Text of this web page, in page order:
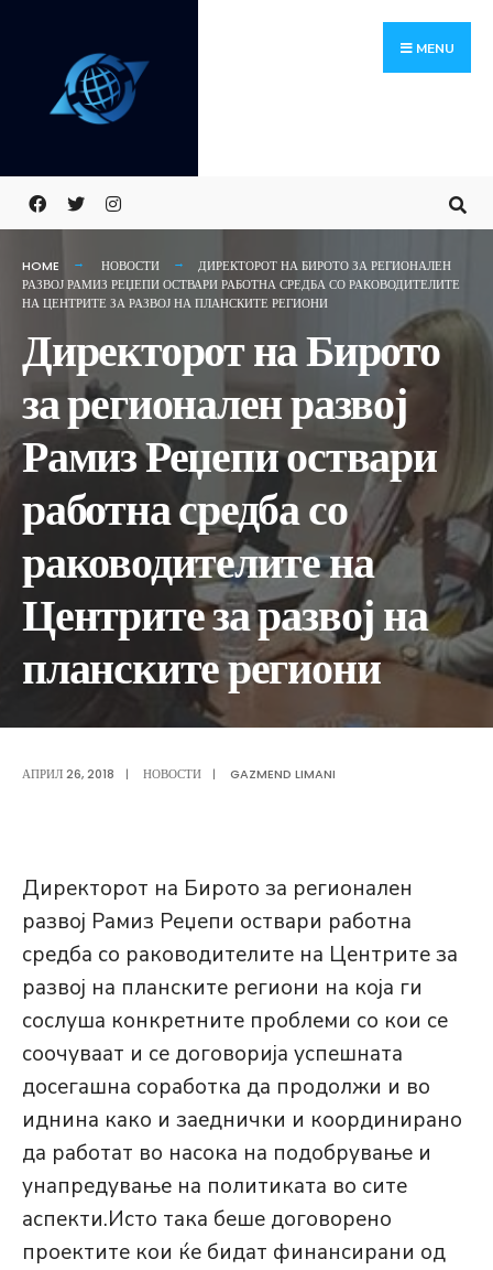
content
MENU
HOME НОВОСТИ
ДИРЕКТОРОТ НА БИРОТО ЗА РЕГИОНАЛЕН
РАЗВОЈ РАМИЗ РЕЏЕПИ ОСТВАРИ РАБОТНА СРЕДБА СО РАКОВОДИТЕЛИТЕ
НА ЦЕНТРИТЕ ЗА РАЗВОЈ НА ПЛАНСКИТЕ РЕГИОНИ
Директорот на Бирото
за регионален развој
Рамиз Реџепи оствари
работна средба со
раководителите на
Центрите за развој на
планските региони
АПРИЛ 26, 2018 | НОВОСТИ | GAZMEND LIMANI
Директорот на Бирото за регионален
развој Рамиз Реџепи оствари работна
средба со раководителите на Центрите за
развој на планските региони на која ги
сослуша конкретните проблеми со кои се
соочуваат и се договорија успешната
досегашна соработка да продолжи и во
иднина како и заеднички и координирано
да работат во насока на подобрување и
унапредување на политиката во сите
аспекти.Исто така беше договорено
проектите кои ќе бидат финансирани од